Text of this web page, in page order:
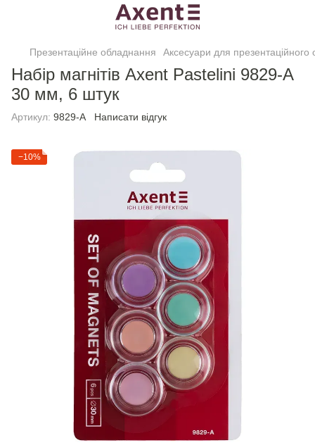
Презентаційне обладнання Аксесуари для презентаційного
Набір магнітів Axent Pastelini 9829-А
30 мм, 6 штук
Артикул: 9829-А Написати відгук
−10%